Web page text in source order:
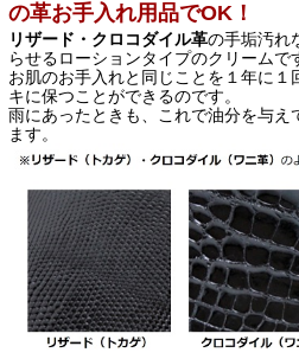
の革お手入れ用品でOK！
リザード・クロコダイル革の手垢汚れ
らせるローションタイプのクリームで
お肌のお手入れと同じことを１年に１
キに保つことができるのです。
雨にあったときも、これで油分を与え
ます。